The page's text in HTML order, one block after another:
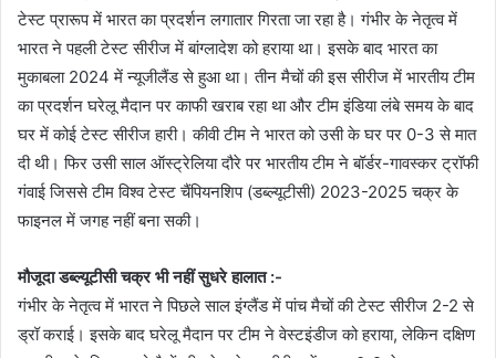
टेस्ट प्रारूप में भारत का प्रदर्शन लगातार गिरता जा रहा है। गंभीर के नेतृत्व में
भारत ने पहली टेस्ट सीरीज में बांग्लादेश को हराया था। इसके बाद भारत का
मुकाबला 2024 में न्यूजीलैंड से हुआ था। तीन मैचों की इस सीरीज में भारतीय टीम
का प्रदर्शन घरेलू मैदान पर काफी खराब रहा था और टीम इंडिया लंबे समय के बाद
घर में कोई टेस्ट सीरीज हारी। कीवी टीम ने भारत को उसी के घर पर 0-3 से मात
दी थी। फिर उसी साल ऑस्ट्रेलिया दौरे पर भारतीय टीम ने बॉर्डर-गावस्कर ट्रॉफी
गंवाई जिससे टीम विश्व टेस्ट चैंपियनशिप (डब्ल्यूटीसी) 2023-2025 चक्र के
फाइनल में जगह नहीं बना सकी।
मौजूदा डब्ल्यूटीसी चक्र भी नहीं सुधरे हालात :-
गंभीर के नेतृत्व में भारत ने पिछले साल इंग्लैंड में पांच मैचों की टेस्ट सीरीज 2-2 से
ड्रॉ कराई। इसके बाद घरेलू मैदान पर टीम ने वेस्टइंडीज को हराया, लेकिन दक्षिण